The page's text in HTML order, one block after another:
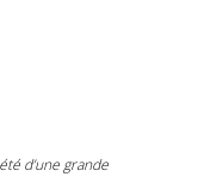
d’une grande